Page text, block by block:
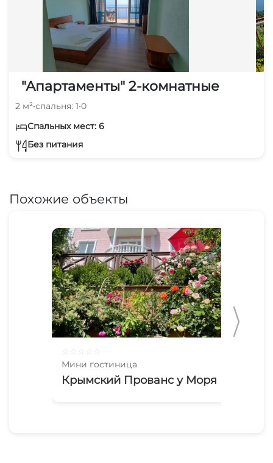
"Апартаменты" 2-комнатные
2 м²•спальня: 1•0
Спальных мест: 6
Без питания
Похожие объекты
Мини гостиница
Крымский Прованс у Моря